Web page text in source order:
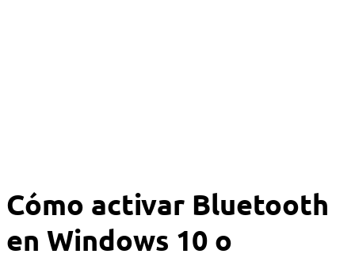
Cómo activar Bluetooth
en Windows 10 o